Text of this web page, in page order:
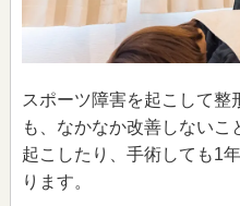
スポーツ障害を起こして整
も、なかなか改善しない
起こしたり、手術しても1
ります。